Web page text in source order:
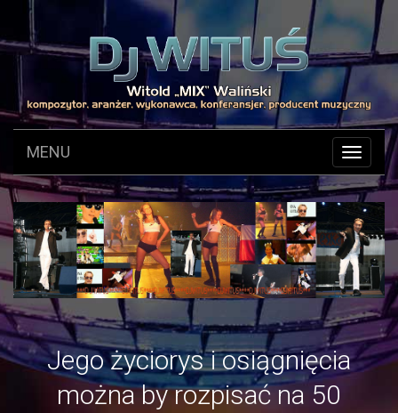
Toggle
MENU
Jego życiorys i osiągnięcia
można by rozpisać na 50